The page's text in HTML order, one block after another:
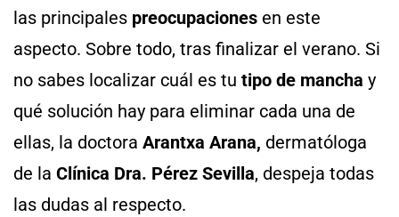
las principales preocupaciones en este
aspecto. Sobre todo, tras finalizar el verano. Si
no sabes localizar cuál es tu tipo de mancha y
qué solución hay para eliminar cada una de
ellas, la doctora Arantxa Arana, dermatóloga
de la Clínica Dra. Pérez Sevilla, despeja todas
las dudas al respecto.